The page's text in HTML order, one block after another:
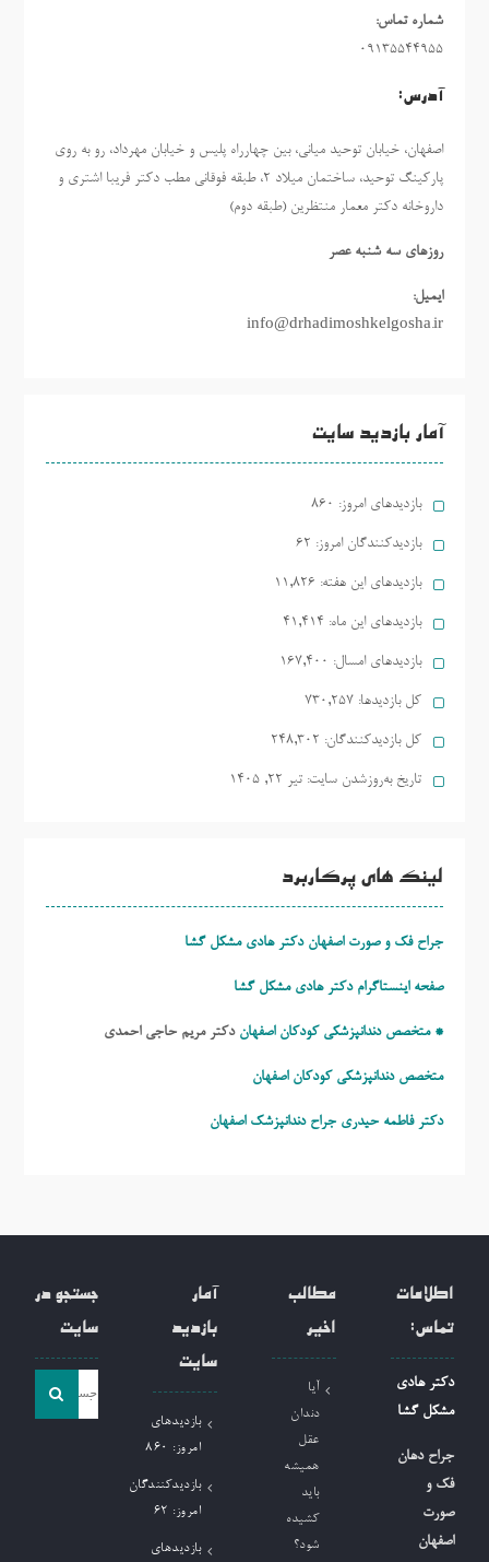
شماره تماس:
09135544955
آدرس:
اصفهان، خیابان توحید میانی، بین چهارراه پلیس و خیابان مهرداد، رو به روی
پارکینگ توحید، ساختمان میلاد ٢، طبقه فوقانی مطب دکتر فریبا اشتری و
داروخانه دکتر معمار منتظرین (طبقه دوم)
روزهاي سه شنبه عصر
ایمیل:
info@drhadimoshkelgosha.ir
آمار بازدید سایت
بازدیدهای امروز: 860
بازدیدکنندگان امروز: 62
بازدیدهای این هفته: 11,826
بازدیدهای این ماه: 41,414
بازدیدهای امسال: 167,400
کل بازدیدها: 730,257
کل بازدیدکنند‌گان: 248,302
تاریخ به‌روزشدن سایت: تیر ۲۲, ۱۴۰۵
لینک های پرکاربرد
جراح فک و صورت اصفهان دکتر هادی مشکل گشا
صفحه اینستاگرام دکتر هادی مشکل گشا
* متخصص دندانپزشکی کودکان اصفهان دکتر مریم حاجی احمدی
متخصص دندانپزشکی کودکان اصفهان
دکتر فاطمه حیدری جراح دندانپزشک اصفهان
اطلاعات
تماس:
دکتر هادی
مشکل گشا
جراح دهان
فک و
صورت
اصفهان
مطالب
اخیر
آیا
دندان
عقل
همیشه
باید
کشیده
شود؟
آمار
بازدید
سایت
بازدیدهای
امروز: 860
بازدیدکنندگان
امروز: 62
بازدیدهای
جستجو در
سایت